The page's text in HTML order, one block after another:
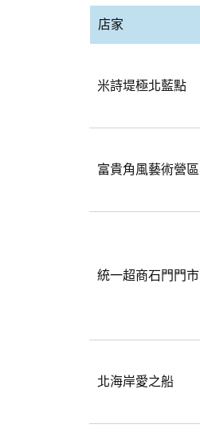
店家
米詩堤極北藍點
富貴角風藝術營區
統一超商石門門市
北海岸愛之船